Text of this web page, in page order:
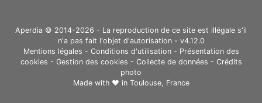
Aperdia © 2014-2026 - La reproduction de ce site est illégale s'il
n'a pas fait l'objet d'autorisation - v4.12.0
Mentions légales - Conditions d'utilisation- Présentation des
cookies - Gestion des cookies - Collecte de données - Crédits
photo
Made with ❤ in Toulouse, France